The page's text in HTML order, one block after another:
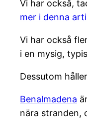
Vi har också,
mer i denna
Vi har också
i en mysig,
Dessutom
Benalmadena
nära stranden,